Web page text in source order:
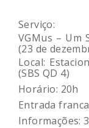
Serviço:
VGMus – Um
(23 de
Local:
(SBS QD 4)
Horário: 20h
Entrada franca
Informações: